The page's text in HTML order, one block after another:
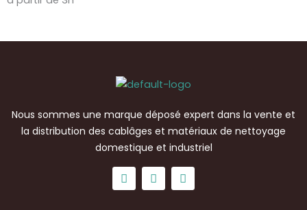
Nous sommes une marque déposé expert dans la vente et
la distribution des cablâges et matériaux de nettoyage
domestique et industriel
F T Y